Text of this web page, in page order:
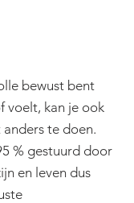
bewust bent
voelt, kan je ook
te doen.
% gestuurd door
en leven dus